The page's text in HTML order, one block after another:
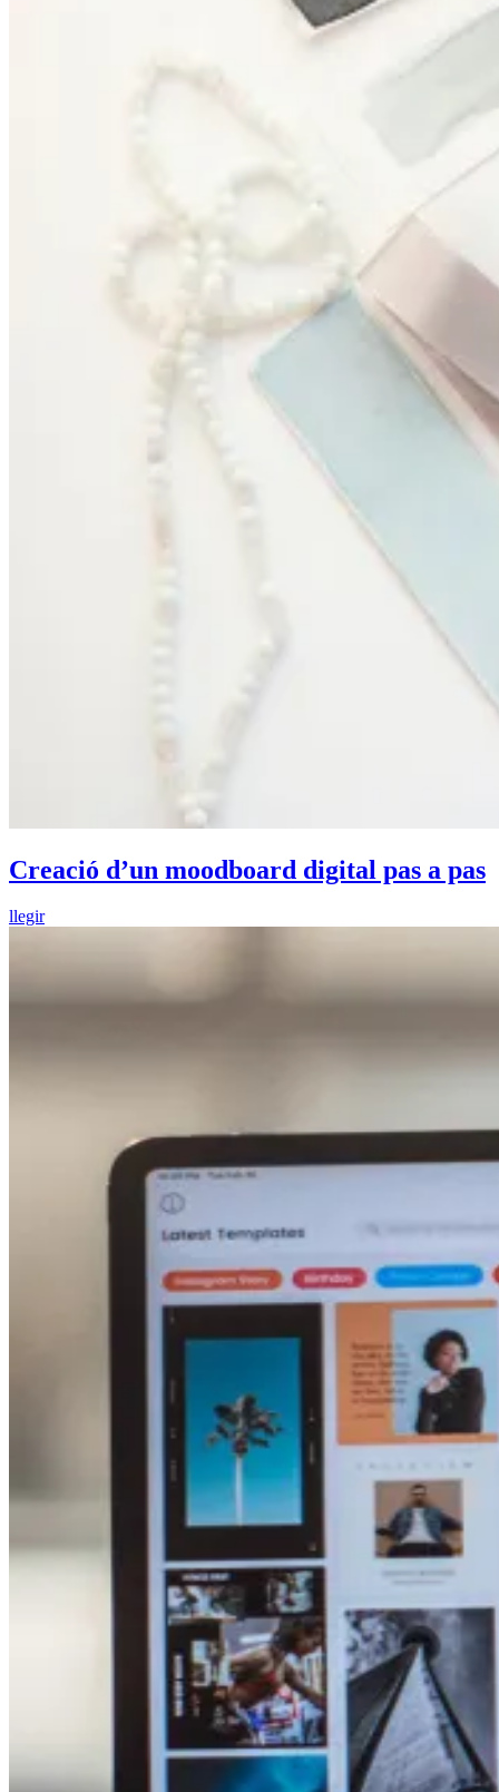
Creació d’un moodboard digital pas a pas
llegir